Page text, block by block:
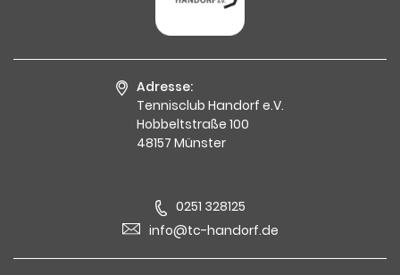
Adresse:
Tennisclub Handorf e.V.
Hobbeltstraße 100
48157 Münster
0251 328125
info@tc-handorf.de